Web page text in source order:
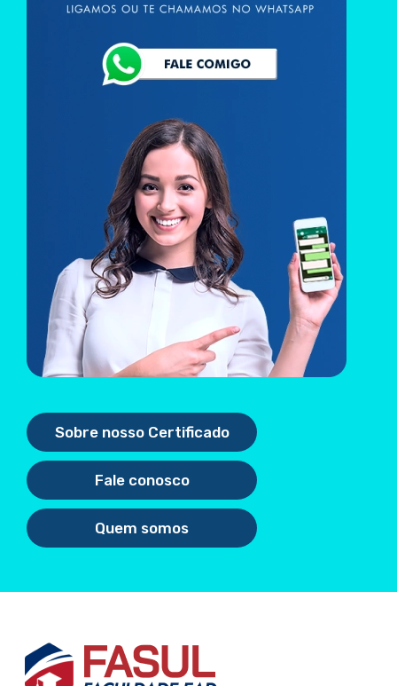
Sobre nosso Certificado
Fale conosco
Quem somos